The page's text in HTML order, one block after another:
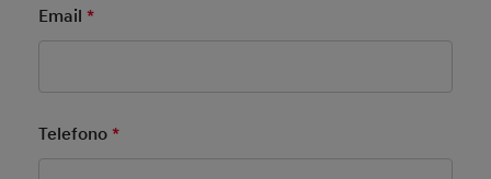
Email *Mandatory Field
Telefono *Mandatory Field